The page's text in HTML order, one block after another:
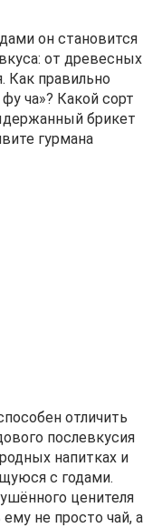
он становится
от древесных
Как правильно
ча»? Какой сорт
брикет
гурмана
отличить
послевкусия
напитках и
с годами.
ценителя
не просто чай, а